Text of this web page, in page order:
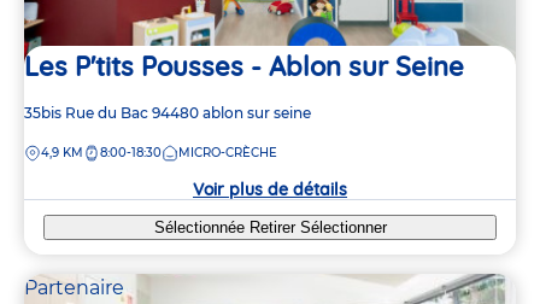
Les P'tits Pousses - Ablon sur Seine
Adresse
la
35bis Rue du Bac 94480 ablon sur seine
DISTANCE
4,9 KM 8:00-18:30 MICRO-CRÈCHE
Voir plus de détails
Sélectionnée Retirer Sélectionner
Partenaire